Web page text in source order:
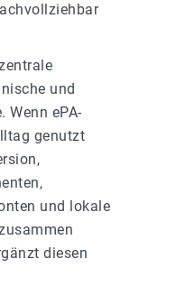
und
ePA-
genutzt
und lokale
diesen